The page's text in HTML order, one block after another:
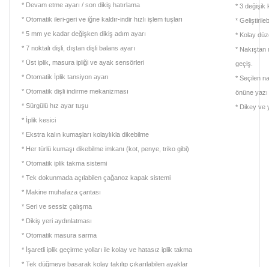
* Devam etme ayarı / son dikiş hatırlama
* Otomatik ileri-geri ve iğne kaldır-indir hızlı işlem tuşları
* 5 mm ye kadar değişken dikiş adım ayarı
* 7 noktalı dişli, dıştan dişli balans ayarı
* Üst iplik, masura ipliği ve ayak sensörleri
* Otomatik İplik tansiyon ayarı
* Otomatik dişli indirme mekanizması
* Sürgülü hız ayar tuşu
* İplik kesici
* Ekstra kalın kumaşları kolaylıkla dikebilme
* Her türlü kumaşı dikebilme imkanı (kot, penye, triko gibi)
* Otomatik iplik takma sistemi
* Tek dokunmada açılabilen çağanoz kapak sistemi
* Makine muhafaza çantası
* Seri ve sessiz çalışma
* Dikiş yeri aydınlatması
* Otomatik masura sarma
* İşaretli iplik geçirme yolları ile kolay ve hatasız iplik takma
* Tek düğmeye basarak kolay takılıp çıkarılabilen ayaklar
* 3 değişik
*
* Kolay
* Nakıştan
geçiş.
* Seçilen
önüne
* Dikey ve